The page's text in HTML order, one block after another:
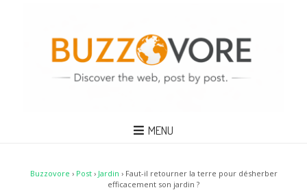
MENU
Buzzovore › Post› Jardin › Faut-il retourner la terre pour désherber
efficacement son jardin ?